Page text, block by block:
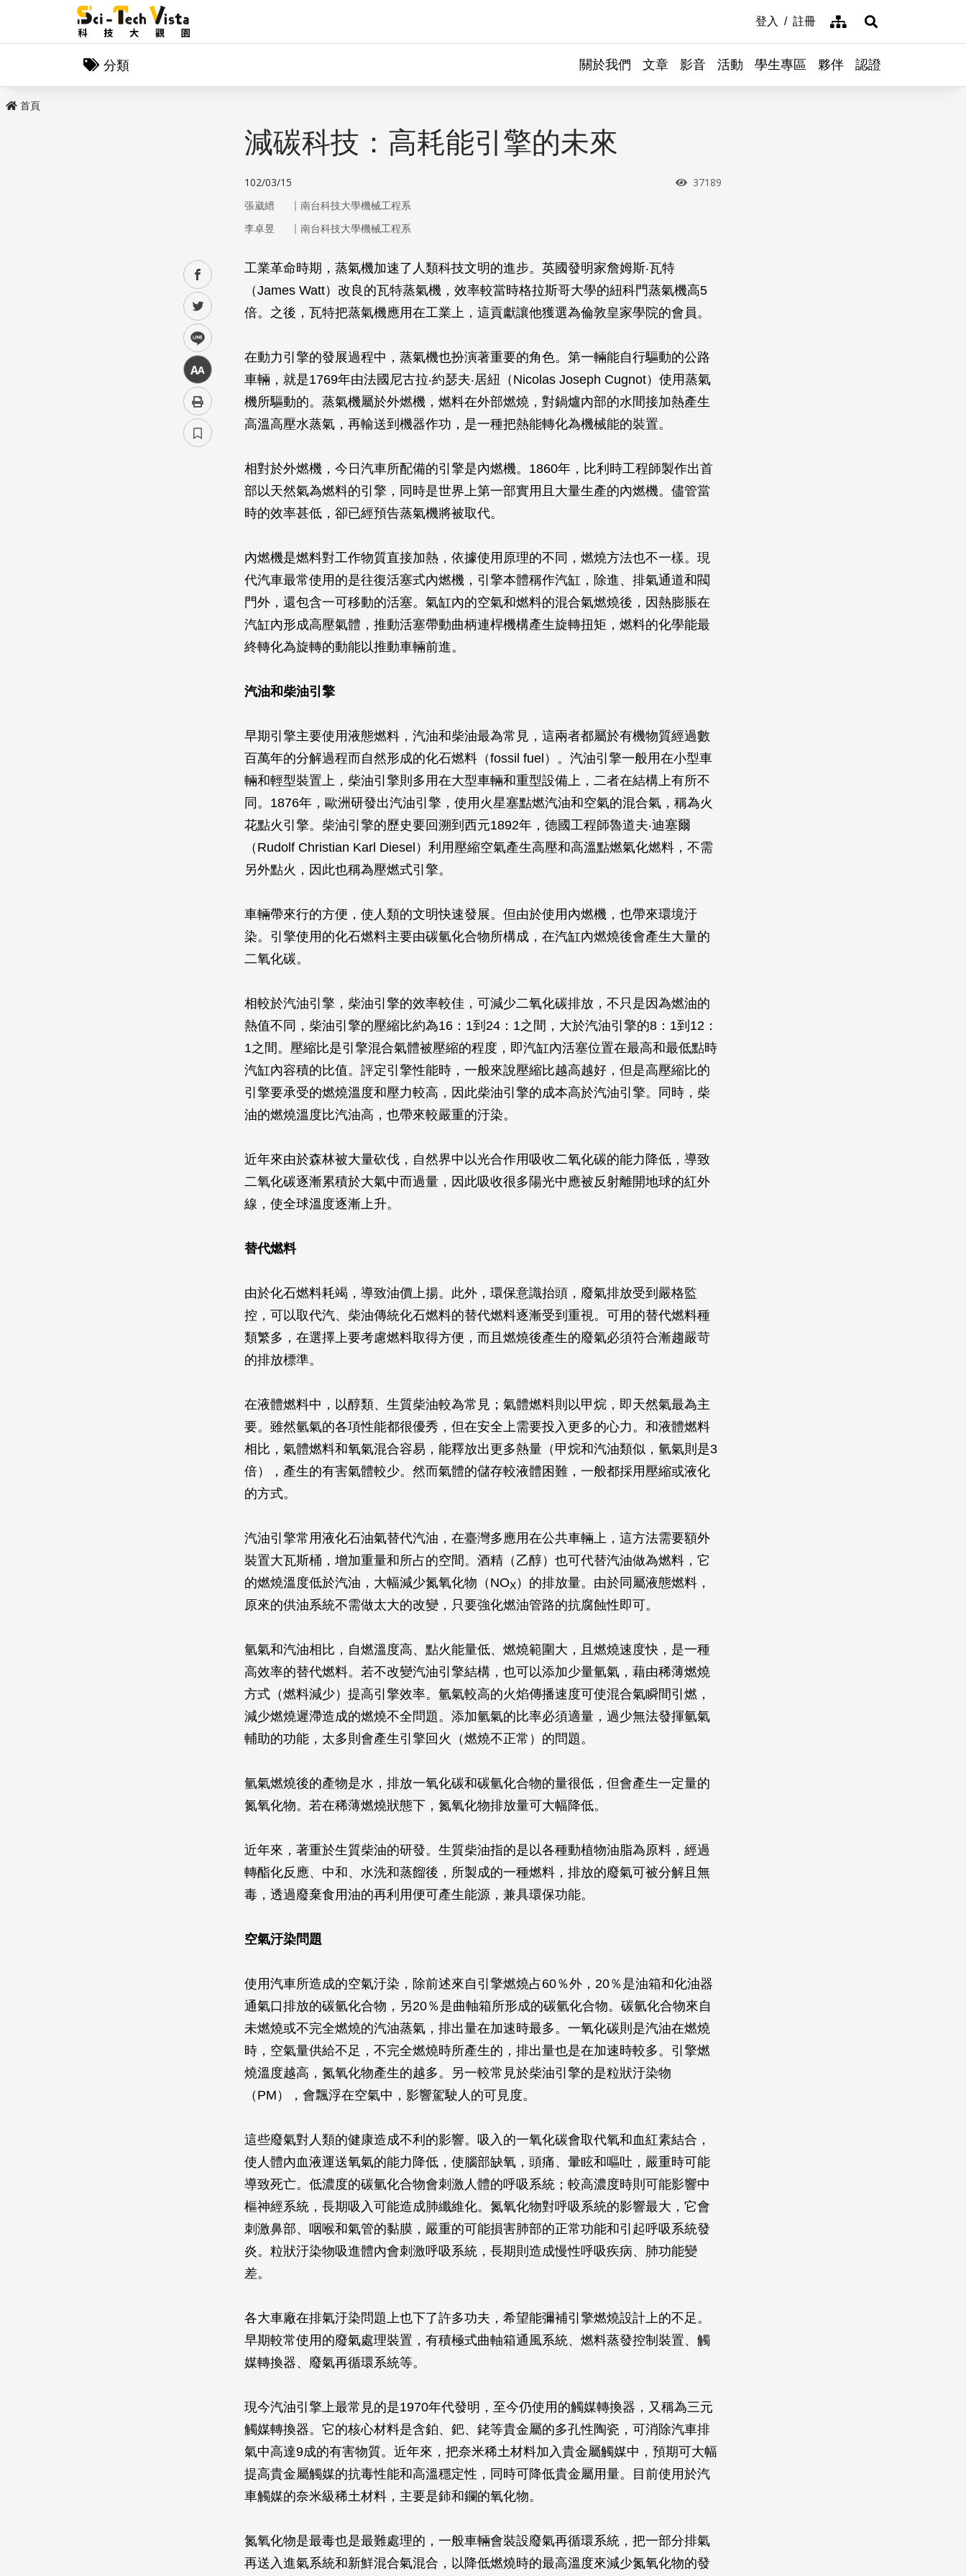
登入 註冊 網站導覽展開搜尋
分類 關於我們 文章 影音 活動 學生專區 夥伴 認證
首頁
facebook
twitter
line
中
減碳科技：高耗能引擎的未來
102/03/15 瀏覽次數
37189
張崴縉 ｜ 南台科技大學機械工程系
李卓昱
｜ 南台科技大學機械工程系
工業革命時期，蒸氣機加速了人類科技文明的進步。英國發明家詹姆斯‧瓦特
（James Watt）改良的瓦特蒸氣機，效率較當時格拉斯哥大學的紐科門蒸氣機高5
倍。之後，瓦特把蒸氣機應用在工業上，這貢獻讓他獲選為倫敦皇家學院的會員。
在動力引擎的發展過程中，蒸氣機也扮演著重要的角色。第一輛能自行驅動的公路
車輛，就是1769年由法國尼古拉‧約瑟夫‧居紐（Nicolas Joseph Cugnot）使用蒸氣
機所驅動的。蒸氣機屬於外燃機，燃料在外部燃燒，對鍋爐內部的水間接加熱產生
高溫高壓水蒸氣，再輸送到機器作功，是一種把熱能轉化為機械能的裝置。
相對於外燃機，今日汽車所配備的引擎是內燃機。1860年，比利時工程師製作出首
部以天然氣為燃料的引擎，同時是世界上第一部實用且大量生產的內燃機。儘管當
時的效率甚低，卻已經預告蒸氣機將被取代。
內燃機是燃料對工作物質直接加熱，依據使用原理的不同，燃燒方法也不一樣。現
代汽車最常使用的是往復活塞式內燃機，引擎本體稱作汽缸，除進、排氣通道和閥
門外，還包含一可移動的活塞。氣缸內的空氣和燃料的混合氣燃燒後，因熱膨脹在
汽缸內形成高壓氣體，推動活塞帶動曲柄連桿機構產生旋轉扭矩，燃料的化學能最
終轉化為旋轉的動能以推動車輛前進。
汽油和柴油引擎
早期引擎主要使用液態燃料，汽油和柴油最為常見，這兩者都屬於有機物質經過數
百萬年的分解過程而自然形成的化石燃料（fossil fuel）。汽油引擎一般用在小型車
輛和輕型裝置上，柴油引擎則多用在大型車輛和重型設備上，二者在結構上有所不
同。1876年，歐洲研發出汽油引擎，使用火星塞點燃汽油和空氣的混合氣，稱為火
花點火引擎。柴油引擎的歷史要回溯到西元1892年，德國工程師魯道夫‧迪塞爾
（Rudolf Christian Karl Diesel）利用壓縮空氣產生高壓和高溫點燃氣化燃料，不需
另外點火，因此也稱為壓燃式引擎。
車輛帶來行的方便，使人類的文明快速發展。但由於使用內燃機，也帶來環境汙
染。引擎使用的化石燃料主要由碳氫化合物所構成，在汽缸內燃燒後會產生大量的
二氧化碳。
相較於汽油引擎，柴油引擎的效率較佳，可減少二氧化碳排放，不只是因為燃油的
熱值不同，柴油引擎的壓縮比約為16：1到24：1之間，大於汽油引擎的8：1到12：
1之間。壓縮比是引擎混合氣體被壓縮的程度，即汽缸內活塞位置在最高和最低點時
汽缸內容積的比值。評定引擎性能時，一般來說壓縮比越高越好，但是高壓縮比的
引擎要承受的燃燒溫度和壓力較高，因此柴油引擎的成本高於汽油引擎。同時，柴
油的燃燒溫度比汽油高，也帶來較嚴重的汙染。
近年來由於森林被大量砍伐，自然界中以光合作用吸收二氧化碳的能力降低，導致
二氧化碳逐漸累積於大氣中而過量，因此吸收很多陽光中應被反射離開地球的紅外
線，使全球溫度逐漸上升。
替代燃料
由於化石燃料耗竭，導致油價上揚。此外，環保意識抬頭，廢氣排放受到嚴格監
控，可以取代汽、柴油傳統化石燃料的替代燃料逐漸受到重視。可用的替代燃料種
類繁多，在選擇上要考慮燃料取得方便，而且燃燒後產生的廢氣必須符合漸趨嚴苛
的排放標準。
在液體燃料中，以醇類、生質柴油較為常見；氣體燃料則以甲烷，即天然氣最為主
要。雖然氫氣的各項性能都很優秀，但在安全上需要投入更多的心力。和液體燃料
相比，氣體燃料和氧氣混合容易，能釋放出更多熱量（甲烷和汽油類似，氫氣則是3
倍），產生的有害氣體較少。然而氣體的儲存較液體困難，一般都採用壓縮或液化
的方式。
汽油引擎常用液化石油氣替代汽油，在臺灣多應用在公共車輛上，這方法需要額外
裝置大瓦斯桶，增加重量和所占的空間。酒精（乙醇）也可代替汽油做為燃料，它
的燃燒溫度低於汽油，大幅減少氮氧化物（NOX ）的排放量。由於同屬液態燃料，
原來的供油系統不需做太大的改變，只要強化燃油管路的抗腐蝕性即可。
氫氣和汽油相比，自燃溫度高、點火能量低、燃燒範圍大，且燃燒速度快，是一種
高效率的替代燃料。若不改變汽油引擎結構，也可以添加少量氫氣，藉由稀薄燃燒
方式（燃料減少）提高引擎效率。氫氣較高的火焰傳播速度可使混合氣瞬間引燃，
減少燃燒遲滯造成的燃燒不全問題。添加氫氣的比率必須適量，過少無法發揮氫氣
輔助的功能，太多則會產生引擎回火（燃燒不正常）的問題。
氫氣燃燒後的產物是水，排放一氧化碳和碳氫化合物的量很低，但會產生一定量的
氮氧化物。若在稀薄燃燒狀態下，氮氧化物排放量可大幅降低。
近年來，著重於生質柴油的研發。生質柴油指的是以各種動植物油脂為原料，經過
轉酯化反應、中和、水洗和蒸餾後，所製成的一種燃料，排放的廢氣可被分解且無
毒，透過廢棄食用油的再利用便可產生能源，兼具環保功能。
空氣汙染問題
使用汽車所造成的空氣汙染，除前述來自引擎燃燒占60％外，20％是油箱和化油器
通氣口排放的碳氫化合物，另20％是曲軸箱所形成的碳氫化合物。碳氫化合物來自
未燃燒或不完全燃燒的汽油蒸氣，排出量在加速時最多。一氧化碳則是汽油在燃燒
時，空氣量供給不足，不完全燃燒時所產生的，排出量也是在加速時較多。引擎燃
燒溫度越高，氮氧化物產生的越多。另一較常見於柴油引擎的是粒狀汙染物
（PM），會飄浮在空氣中，影響駕駛人的可見度。
這些廢氣對人類的健康造成不利的影響。吸入的一氧化碳會取代氧和血紅素結合，
使人體內血液運送氧氣的能力降低，使腦部缺氧，頭痛、暈眩和嘔吐，嚴重時可能
導致死亡。低濃度的碳氫化合物會刺激人體的呼吸系統；較高濃度時則可能影響中
樞神經系統，長期吸入可能造成肺纖維化。氮氧化物對呼吸系統的影響最大，它會
刺激鼻部、咽喉和氣管的黏膜，嚴重的可能損害肺部的正常功能和引起呼吸系統發
炎。粒狀汙染物吸進體內會刺激呼吸系統，長期則造成慢性呼吸疾病、肺功能變
差。
各大車廠在排氣汙染問題上也下了許多功夫，希望能彌補引擎燃燒設計上的不足。
早期較常使用的廢氣處理裝置，有積極式曲軸箱通風系統、燃料蒸發控制裝置、觸
媒轉換器、廢氣再循環系統等。
現今汽油引擎上最常見的是1970年代發明，至今仍使用的觸媒轉換器，又稱為三元
觸媒轉換器。它的核心材料是含鉑、鈀、銠等貴金屬的多孔性陶瓷，可消除汽車排
氣中高達9成的有害物質。近年來，把奈米稀土材料加入貴金屬觸媒中，預期可大幅
提高貴金屬觸媒的抗毒性能和高溫穩定性，同時可降低貴金屬用量。目前使用於汽
車觸媒的奈米級稀土材料，主要是鈰和鑭的氧化物。
氮氧化物是最毒也是最難處理的，一般車輛會裝設廢氣再循環系統，把一部分排氣
再送入進氣系統和新鮮混合氣混合，以降低燃燒時的最高溫度來減少氮氧化物的發